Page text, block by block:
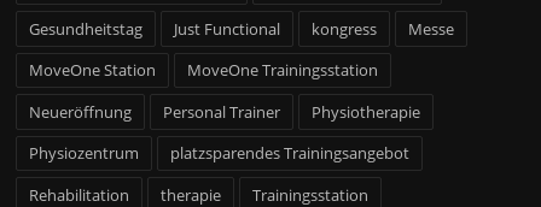
Gesundheitstag
Just Functional kongress
Messe
MoveOne Station
MoveOne Trainingsstation
Neueröffnung
Personal Trainer
Physiotherapie
Physiozentrum
platzsparendes Trainingsangebot
Rehabilitation
therapie
Trainingsstation